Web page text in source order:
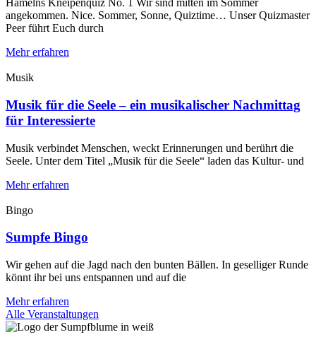
Hamelns Kneipenquiz No. 1 Wir sind mitten im Sommer
angekommen. Nice. Sommer, Sonne, Quiztime… Unser Quizmaster
Peer führt Euch durch
Mehr erfahren
Musik
Musik für die Seele – ein musikalischer Nachmittag
für Interessierte
Musik verbindet Menschen, weckt Erinnerungen und berührt die
Seele. Unter dem Titel „Musik für die Seele“ laden das Kultur- und
Mehr erfahren
Bingo
Sumpfe Bingo
Wir gehen auf die Jagd nach den bunten Bällen. In geselliger Runde
könnt ihr bei uns entspannen und auf die
Mehr erfahren
Alle Veranstaltungen